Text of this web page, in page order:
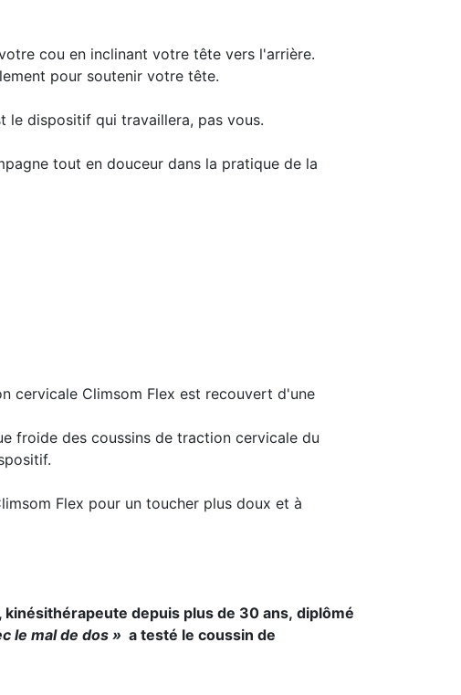
cou en inclinant votre tête vers l'arrière.
pour soutenir votre tête.
le dispositif qui travaillera, pas vous.
tout en douceur dans la pratique de la
cervicale Climsom Flex est recouvert d'une
froide des coussins de traction cervicale du
Flex pour un toucher plus doux et à
depuis plus de 30 ans, diplômé
le mal de dos » a testé le coussin de